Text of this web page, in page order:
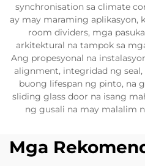
synchronisation sa climate
ay may maraming aplikasyon,
room dividers, mga
arkitektural na tampok sa
Ang propesyonal na
alignment, integridad ng
buong lifespan ng pinto, na
sliding glass door na isang
ng gusali na may malalim
Mga